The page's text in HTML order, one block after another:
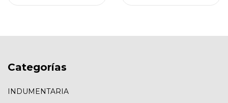
Categorías
INDUMENTARIA